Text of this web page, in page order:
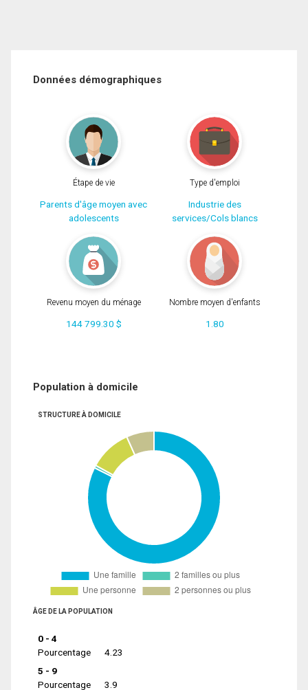
Données démographiques
Étape de vie
Parents d'âge moyen avec
adolescents
Type d'emploi
Industrie des
services/Cols blancs
Revenu moyen du ménage
144 799.30 $
Nombre moyen d'enfants
1.80
Population à domicile
STRUCTURE À DOMICILE
ÂGE DE LA POPULATION
0 - 4
Pourcentage
4.23
5 - 9
Pourcentage
3.9